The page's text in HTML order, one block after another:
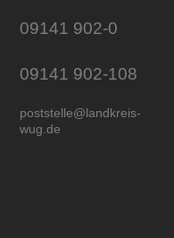
09141 902-0
09141 902-108
poststelle@landkreis-
wug.de